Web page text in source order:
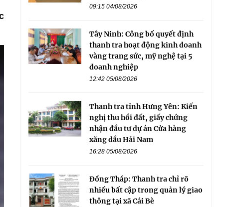
09:15 04/08/2026
Tây Ninh: Công bố quyết định
thanh tra hoạt động kinh doanh
vàng trang sức, mỹ nghệ tại 5
doanh nghiệp
12:42 05/08/2026
Thanh tra tỉnh Hưng Yên: Kiến
nghị thu hồi đất, giấy chứng
nhận đầu tư dự án Cửa hàng
xăng dầu Hải Nam
16:28 05/08/2026
Đồng Tháp: Thanh tra chỉ rõ
nhiều bất cập trong quản lý giao
thông tại xã Cái Bè